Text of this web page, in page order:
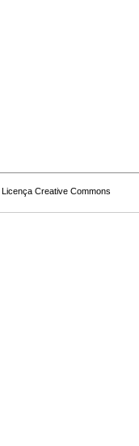
Licença Creative Commons